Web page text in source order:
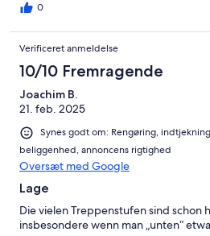
0
Verificeret anmeldelse
10/10 Fremragende
Joachim B.
21. feb. 2025
Synes godt om: Rengøring,
beliggenhed, annoncens rigtighed
Oversæt med Google
Lage
Die vielen Treppenstufen sind schon
insbesondere wenn man „unten“